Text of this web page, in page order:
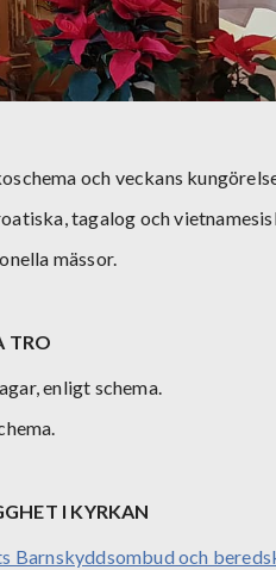
och veckans
tagalog och
mässor.
TRO
enligt schema.
I KYRKAN
Barnskyddsombud och